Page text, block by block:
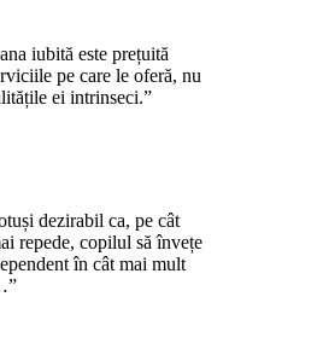
iubită este prețuită
pe care le oferă, nu
ei intrinseci.”
dezirabil ca, pe cât
repede, copilul să învețe
în cât mai mult